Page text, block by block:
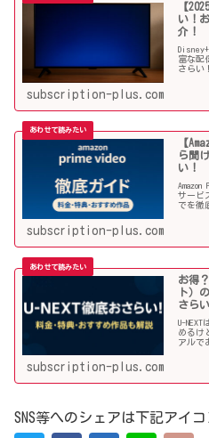
【
い！
介！
富な配
さらい
subscription-plus.com
【
ら聞
い！
サービ
でを徹
subscription-plus.com
お得
ト）
さらい
U-
めるけ
アルで
subscription-plus.com
SNS等へのシェアは下記アイコ